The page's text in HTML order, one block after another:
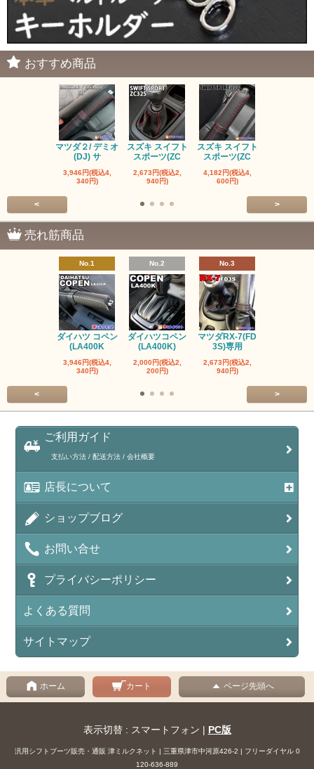
おすすめ商品
マツダ２/ デミオ
(DJ) サ
3,946円(税込4,
340円)
スズキ スイフト
スポーツ(ZC
2,673円(税込2,
940円)
スズキ スイフト
スポーツ(ZC
4,182円(税込4,
600円)
< >
売れ筋商品
No.1
ダイハツ コペン
(LA400K
3,946円(税込4,
340円)
No.2
ダイハツコペン
(LA400K)
2,000円(税込2,
200円)
No.3
マツダRX-7(FD
3S)専用
2,673円(税込2,
940円)
< >
ご利用ガイド
支払い方法 / 配送方法 / 会社概要
店長について
ショップブログ
お問い合せ
プライバシーポリシー
よくある質問
サイトマップ
ホーム カート ページ先頭へ
表示切替 : スマートフォン | PC版
汎用シフトブーツ販売・通販 津ミルクネット | 三重県津市中河原426-2 | フリーダイヤル 0
120-636-889